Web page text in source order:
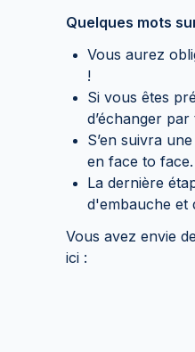
Quelques mots
Vous aurez
!
Si vous êtes
d’échanger
S’en suivra
en face to face.
La dernière
d'embauche et
Vous avez envie
ici :